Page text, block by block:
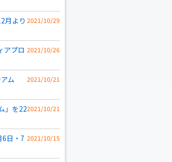
2021/10/29
月より
2021/10/26
アプロ
2021/10/21
ム
2021/10/21
」を22
2021/10/15
6日・7